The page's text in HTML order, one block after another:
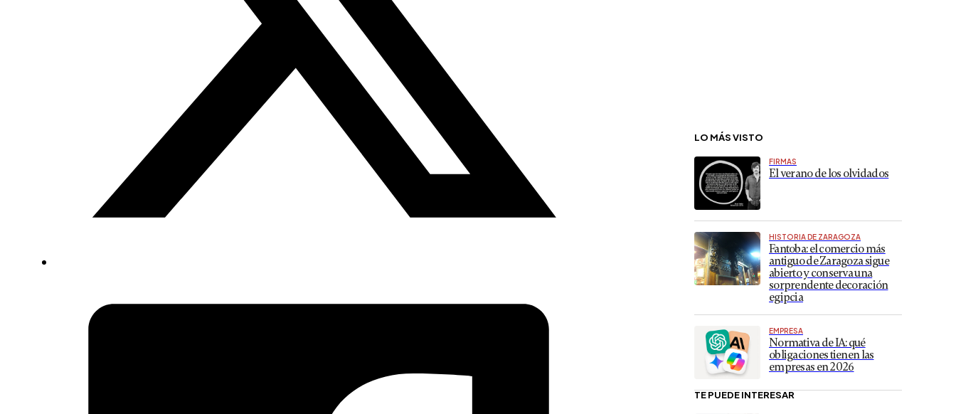
LO MÁS VISTO
FIRMAS
El verano de los olvidados
HISTORIA DE ZARAGOZA
Fantoba: el comercio más
antiguo de Zaragoza sigue
abierto y conserva una
sorprendente decoración
egipcia
EMPRESA
Normativa de IA: qué
obligaciones tienen las
empresas en 2026
TE PUEDE INTERESAR